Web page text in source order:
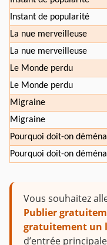
Instant de popularité
La nue merveilleuse
La nue merveilleuse
Le Monde perdu
Le Monde perdu
Migraine
Migraine
Pourquoi doit-on
Pourquoi doit-on
Vous souhaitez
Publier
gratuitement un
d’entrée